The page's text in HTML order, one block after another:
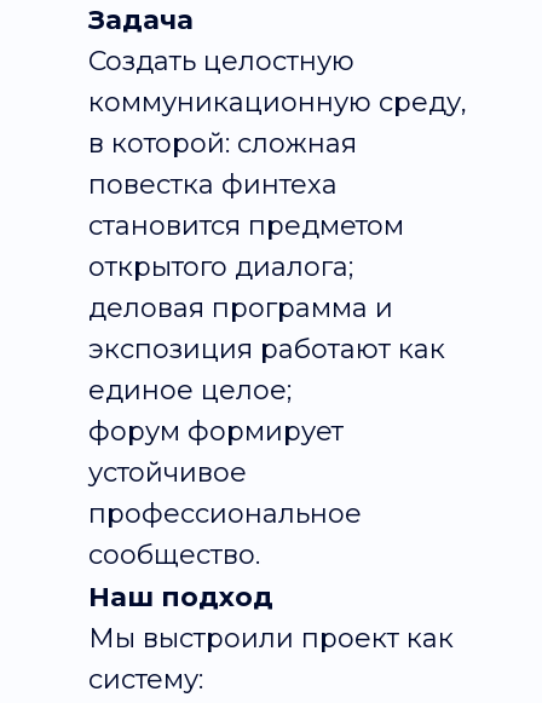
Задача
Создать целостную
коммуникационную среду,
в которой: сложная
повестка финтеха
становится предметом
открытого диалога;
деловая программа и
экспозиция работают как
единое целое;
форум формирует
устойчивое
профессиональное
сообщество.
Наш подход
Мы выстроили проект как
систему: